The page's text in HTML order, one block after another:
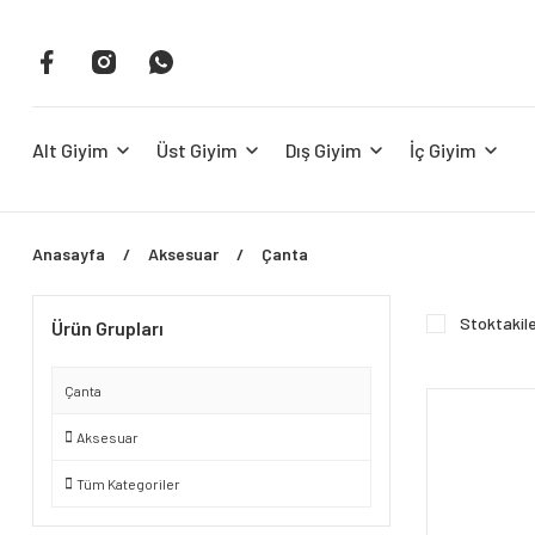
Alt Giyim Üst Giyim Dış Giyim İç Giyim
Anasayfa Aksesuar Çanta
Ürün Grupları
Çanta
Aksesuar
Tüm Kategoriler